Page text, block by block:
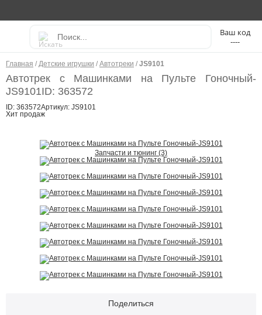
----
Главная / Детские игрушки / Автотреки / JS9101
Автотрек с Машинками на Пульте Гоночный-
JS9101ID: 363572
ID: 363572Артикул: JS9101
Хит продаж
Запчасти и тюнинг (3)
Поделиться